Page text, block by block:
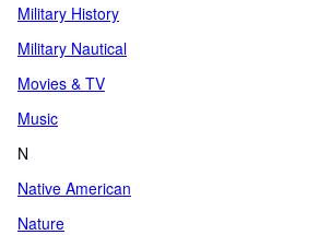
Military History
Military Nautical
Movies & TV
Music
N
Native American
Nature